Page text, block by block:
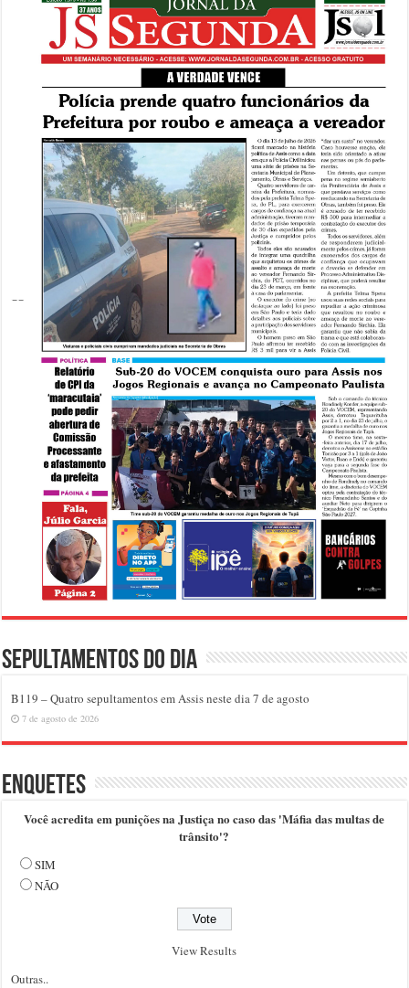
Sepultamentos do dia
B119 – Quatro sepultamentos em Assis neste dia 7 de agosto
7 de agosto de 2026
Enquetes
Você acredita em punições na Justiça no caso das 'Máfia das multas de
trânsito'?
SIM
NÃO
View Results
Outras..